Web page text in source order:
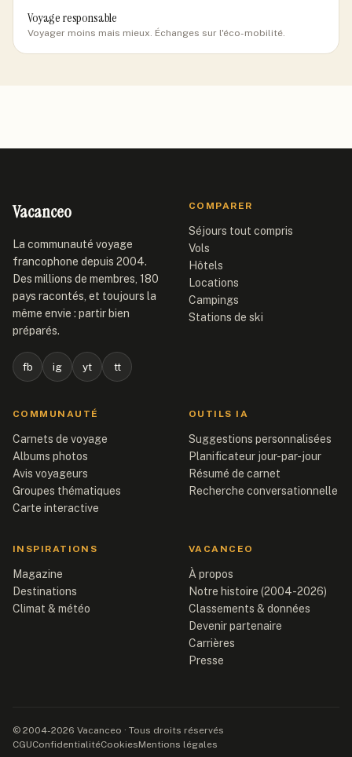
Voyage responsable
Voyager moins mais mieux. Échanges sur l'éco-mobilité.
Vacanceo
La communauté voyage
francophone depuis 2004.
Des millions de membres, 180
pays racontés, et toujours la
même envie : partir bien
préparés.
fb ig yt tt
COMPARER
Séjours tout compris
Vols
Hôtels
Locations
Campings
Stations de ski
COMMUNAUTÉ
Carnets de voyage
Albums photos
Avis voyageurs
Groupes thématiques
Carte interactive
OUTILS IA
Suggestions personnalisées
Planificateur jour-par-jour
Résumé de carnet
Recherche conversationnelle
INSPIRATIONS
Magazine
Destinations
Climat & météo
VACANCEO
À propos
Notre histoire (2004-2026)
Classements & données
Devenir partenaire
Carrières
Presse
© 2004-2026 Vacanceo · Tous droits réservés
CGUConfidentialitéCookiesMentions légales